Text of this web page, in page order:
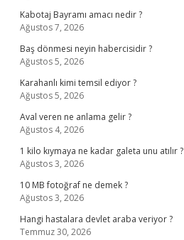
Kabotaj Bayramı amacı nedir ?
Ağustos 7, 2026
Baş dönmesi neyin habercisidir ?
Ağustos 5, 2026
Karahanlı kimi temsil ediyor ?
Ağustos 5, 2026
Aval veren ne anlama gelir ?
Ağustos 4, 2026
1 kilo kıymaya ne kadar galeta unu atılır ?
Ağustos 3, 2026
10 MB fotoğraf ne demek ?
Ağustos 3, 2026
Hangi hastalara devlet araba veriyor ?
Temmuz 30, 2026